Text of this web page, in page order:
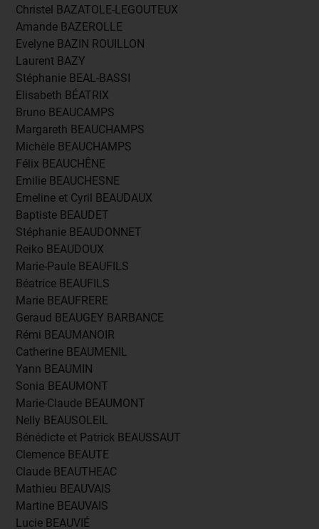
Christel BAZATOLE-LEGOUTEUX
Amande BAZEROLLE
Evelyne BAZIN ROUILLON
Laurent BAZY
Stéphanie BEAL-BASSI
Elisabeth BÉATRIX
Bruno BEAUCAMPS
Margareth BEAUCHAMPS
Michèle BEAUCHAMPS
Félix BEAUCHÊNE
Emilie BEAUCHESNE
Emeline et Cyril BEAUDAUX
Baptiste BEAUDET
Stéphanie BEAUDONNET
Reiko BEAUDOUX
Marie-Paule BEAUFILS
Béatrice BEAUFILS
Marie BEAUFRERE
Geraud BEAUGEY BARBANCE
Rémi BEAUMANOIR
Catherine BEAUMENIL
Yann BEAUMIN
Sonia BEAUMONT
Marie-Claude BEAUMONT
Nelly BEAUSOLEIL
Bénédicte et Patrick BEAUSSAUT
Clemence BEAUTE
Claude BEAUTHEAC
Mathieu BEAUVAIS
Martine BEAUVAIS
Lucie BEAUVIÉ